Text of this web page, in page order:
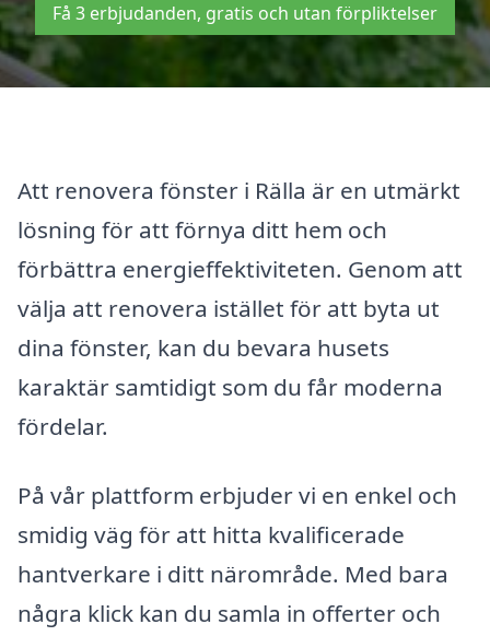
Få 3 erbjudanden, gratis och utan förpliktelser
Att renovera fönster i Rälla är en utmärkt
lösning för att förnya ditt hem och
förbättra energieffektiviteten. Genom att
välja att renovera istället för att byta ut
dina fönster, kan du bevara husets
karaktär samtidigt som du får moderna
fördelar.
På vår plattform erbjuder vi en enkel och
smidig väg för att hitta kvalificerade
hantverkare i ditt närområde. Med bara
några klick kan du samla in offerter och